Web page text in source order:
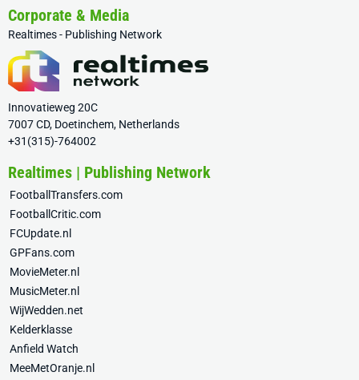
Corporate & Media
Realtimes - Publishing Network
Innovatieweg 20C
7007 CD, Doetinchem, Netherlands
+31(315)-764002
Realtimes | Publishing Network
FootballTransfers.com
FootballCritic.com
FCUpdate.nl
GPFans.com
MovieMeter.nl
MusicMeter.nl
WijWedden.net
Kelderklasse
Anfield Watch
MeeMetOranje.nl